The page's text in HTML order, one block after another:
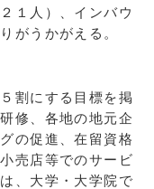
１人）、インバウ
がうかがえる。
割にする目標を掲
修、各地の地元企
の促進、在留資格
売店等でのサービ
、大学・大学院で